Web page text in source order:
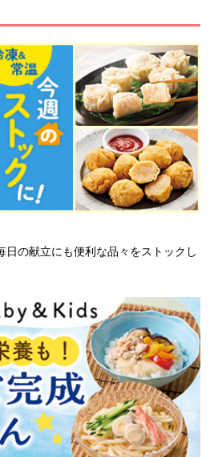
日の献立にも便利な品々をストックし